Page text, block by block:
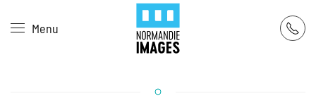
Skip to main content
Menu
Panneau de gestion des cookies